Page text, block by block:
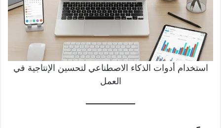
استخدام أدوات الذكاء الاصطناعي لتحسين الإنتاجية في
العمل